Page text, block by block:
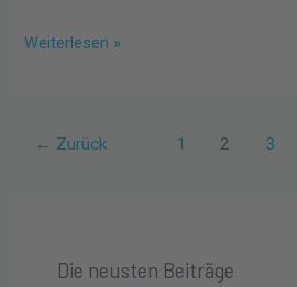
Weiterlesen »
← Zurück 1 2 3
Die neusten Beiträge